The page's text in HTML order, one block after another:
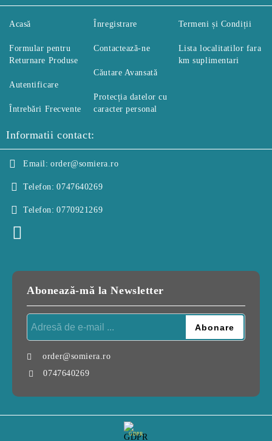
Acasă
Formular pentru
Returnare Produse
Autentificare
Întrebări Frecvente
Înregistrare
Contactează-ne
Căutare Avansată
Protecția datelor cu
caracter personal
Termeni și Condiții
Lista localitatilor fara
km suplimentari
Informatii contact:
Email: order@somiera.ro
Telefon: 0747640269
Telefon: 0770921269
Abonează-mă la Newsletter
order@somiera.ro
0747640269
GDPR